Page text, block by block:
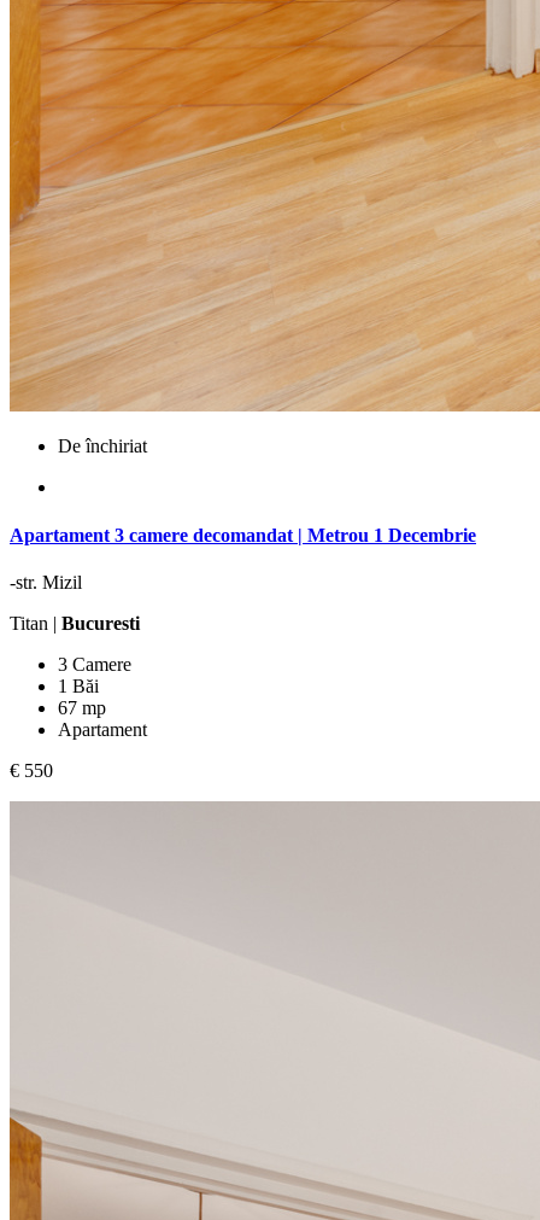
De închiriat
Apartament 3 camere decomandat | Metrou 1 Decembrie
-str. Mizil
Titan | Bucuresti
3 Camere
1 Băi
67 mp
Apartament
€ 550